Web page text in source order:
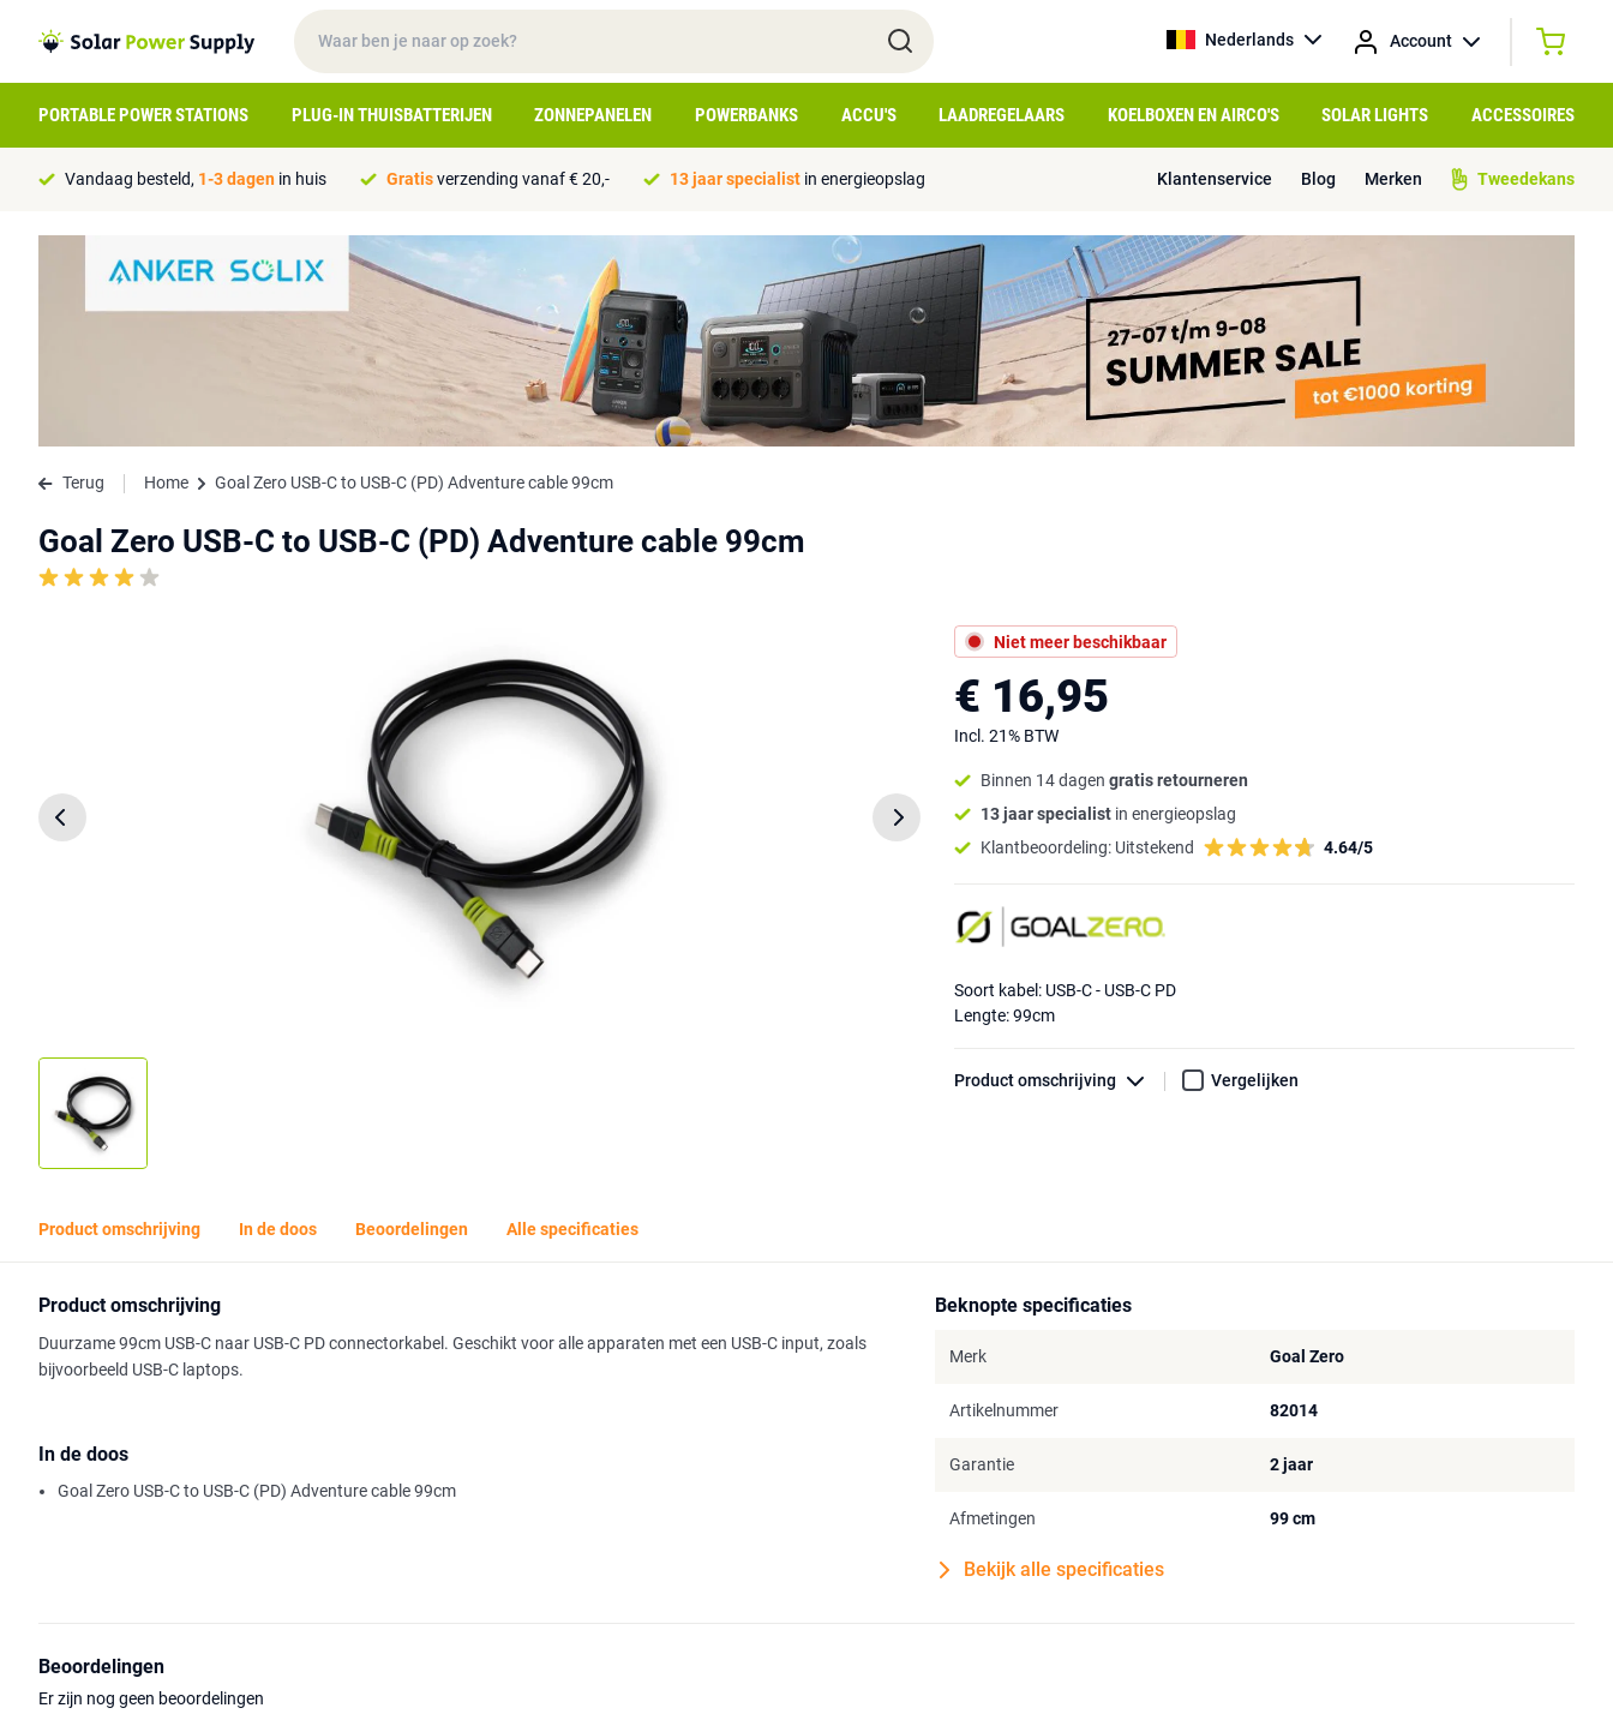
Nederlands Account
PORTABLE POWER STATIONS PLUG-IN THUISBATTERIJEN ZONNEPANELEN POWERBANKS ACCU'S LAADREGELAARS KOELBOXEN EN AIRCO'S SOLAR LIGHTS ACCESSOIRES
Vandaag besteld, 1-3 dagen in huis Gratisverzending vanaf € 20,- 13 jaar specialist in energieopslag Klantenservice Blog Merken Tweedekans
Terug Home Goal Zero USB-C to USB-C (PD) Adventure cable 99cm
Goal Zero USB-C to USB-C (PD) Adventure cable 99cm
Niet meer beschikbaar
€ 16,95
Incl. 21% BTW
Binnen 14 dagen gratis retourneren
13 jaar specialist in energieopslag
Klantbeoordeling: Uitstekend 4.64/5
Soort kabel: USB-C - USB-C PD
Lengte: 99cm
Product omschrijving Vergelijken
Product omschrijving In de doos Beoordelingen Alle specificaties
Product omschrijving
Duurzame 99cm USB-C naar USB-C PD connectorkabel. Geschikt voor alle apparaten met een USB-C input, zoals
bijvoorbeeld USB-C laptops.
In de doos
Goal Zero USB-C to USB-C (PD) Adventure cable 99cm
Beknopte specificaties
Merk Goal Zero
Artikelnummer 82014
Garantie 2 jaar
Afmetingen 99 cm
Bekijk alle specificaties
Beoordelingen
Er zijn nog geen beoordelingen